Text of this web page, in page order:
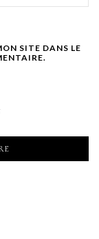
SITE DANS LE